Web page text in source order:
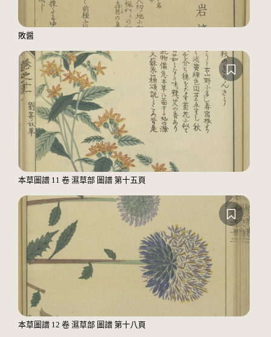
敗醤
本草圖譜 11 卷 濕草部 圖譜 第十五頁
本草圖譜 12 卷 濕草部 圖譜 第十八頁